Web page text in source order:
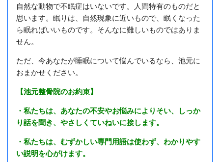
自然な動物で不眠症はいないです。人間特有のものだと
思います。 眠りは、自然現象に近いもので、眠くなった
ら眠ればいいものです。そんなに難しいものではありま
せん。
ただ、今あなたが睡眠について悩んでいるなら、池元に
おまかせください。
【池元整骨院のお約束】
・私たちは、あなたの不安やお悩みによりそい、しっか
り話を聞き、やさしくていねいに接します。
・私たちは、むずかしい専門用語は使わず、わかりやす
い説明を心がけます。